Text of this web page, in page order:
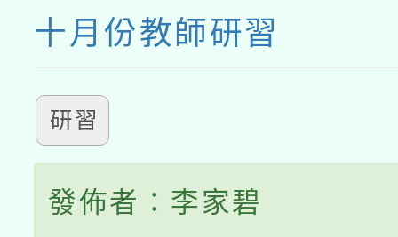
十月份教師研習
研習
發佈者：李家碧